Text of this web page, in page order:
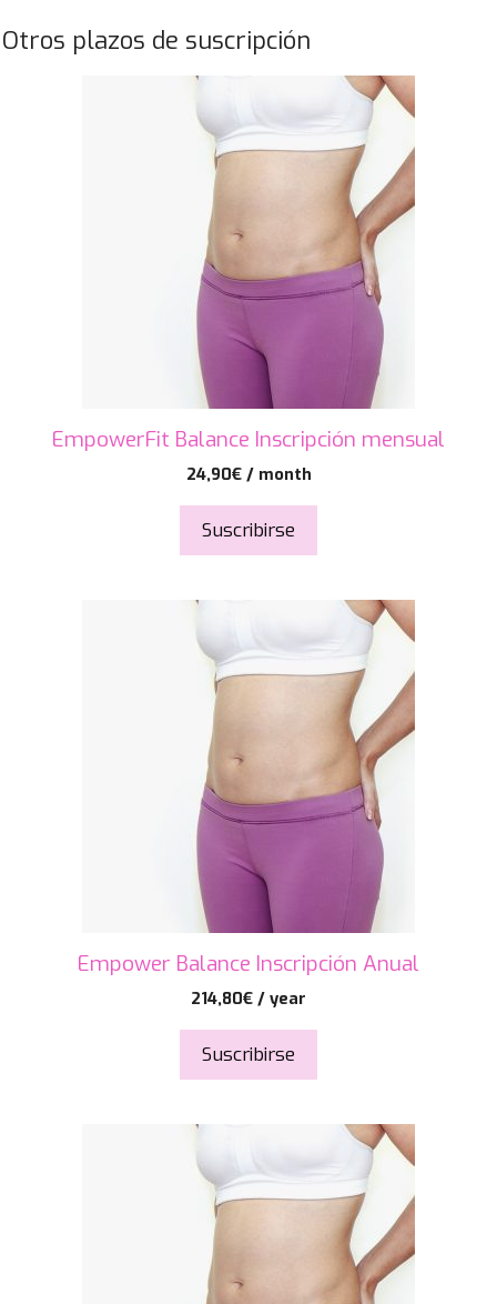
Otros plazos de suscripción
EmpowerFit Balance Inscripción mensual
24,90€ / month
Suscribirse
Empower Balance Inscripción Anual
214,80€ / year
Suscribirse